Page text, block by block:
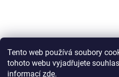
Tento web používá soubory
tohoto webu vyjadřujete
informací zde.